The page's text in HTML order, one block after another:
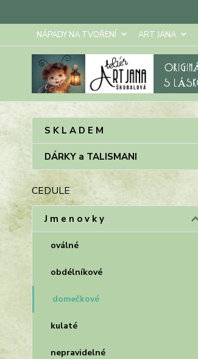
NÁPADY NA TVOŘENÍ ART JANA
S K L A D E M
DÁRKY a TALISMANI
CEDULE
J m e n o v k y
oválné
obdélníkové
domečkové
kulaté
nepravidelné